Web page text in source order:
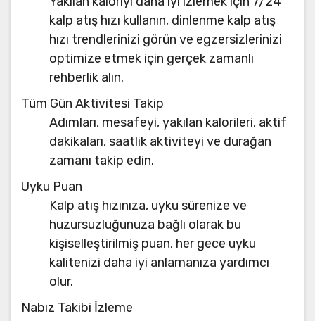
kalp atış hızı kullanın, dinlenme kalp atış
hızı trendlerinizi görün ve egzersizlerinizi
optimize etmek için gerçek zamanlı
rehberlik alın.
Tüm Gün Aktivitesi Takip
Adımları, mesafeyi, yakılan kalorileri, aktif
dakikaları, saatlik aktiviteyi ve durağan
zamanı takip edin.
Uyku Puan
Kalp atış hızınıza, uyku sürenize ve
huzursuzluğunuza bağlı olarak bu
kişiselleştirilmiş puan, her gece uyku
kalitenizi daha iyi anlamanıza yardımcı
olur.
Nabız Takibi İzleme